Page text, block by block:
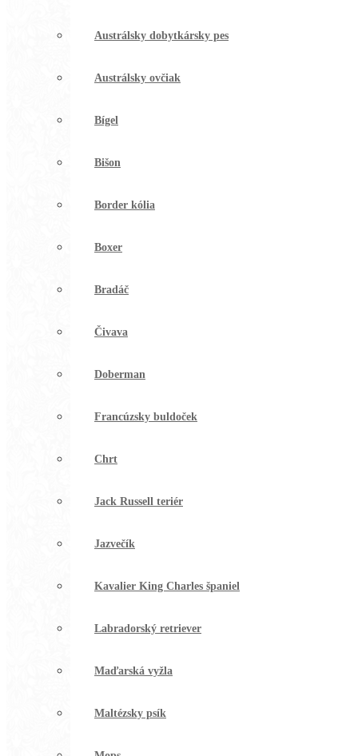
Austrálsky dobytkársky pes
Austrálsky ovčiak
Bígel
Bišon
Border kólia
Boxer
Bradáč
Čivava
Doberman
Francúzsky buldoček
Chrt
Jack Russell teriér
Jazvečík
Kavalier King Charles španiel
Labradorský retriever
Maďarská vyžla
Maltézsky psík